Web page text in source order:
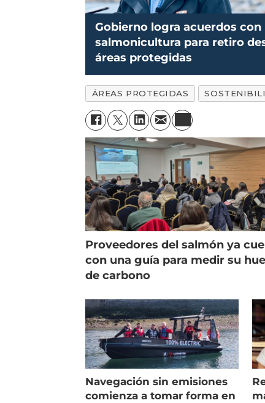
Gobierno logra acuerdos con
salmonicultura para retiro
áreas protegidas
ÁREAS PROTEGIDAS
Proveedores del salmón ya
con una guía para medir su
de carbono
Navegación sin emisiones
comienza a tomar forma en